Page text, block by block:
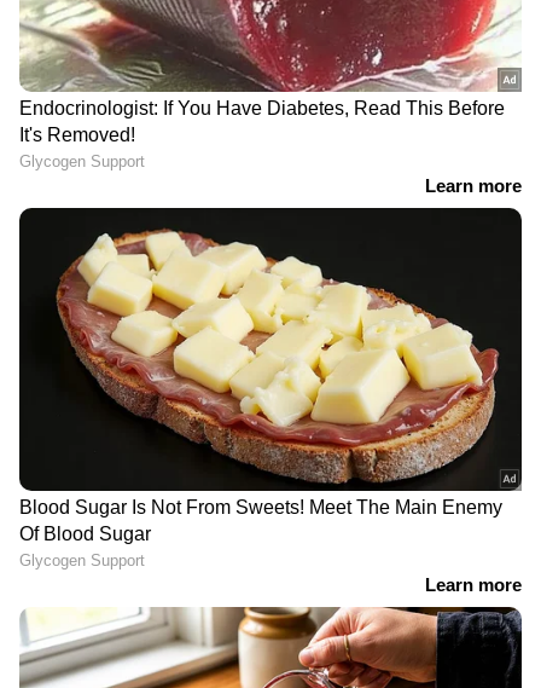
അമേരിക്കയിലെ മാളിൽ
ഇന്ത്യാക്കാരനായ മുസ്ലിം
യുവാവിന് നേരെ
ആക്രമണം: നെഞ്ചിലും
വയറിലും കുത്തേറ്റ
യുവാവ് അത്യാസന്ന
നിലയിൽ
ലോകത്ത് 2 കാര്യങ്ങൾ
സൈന്യത്തെ ആക്രമിച്ച്
ശ്രമിക്കുന്നുവെന്നും
ആരോപണം
LATEST VIDEOS
'തോൽവിയിൽനിന്ന് CPM ഒന്നും